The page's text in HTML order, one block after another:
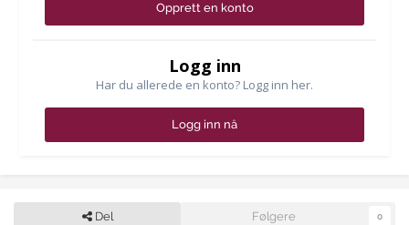
Opprett en konto
Logg inn
Har du allerede en konto? Logg inn her.
Logg inn nå
Del Følgere 0